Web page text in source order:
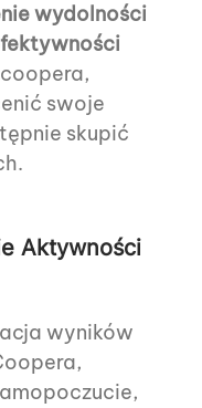
wydolności
swoje
skupić
Aktywności
wyników